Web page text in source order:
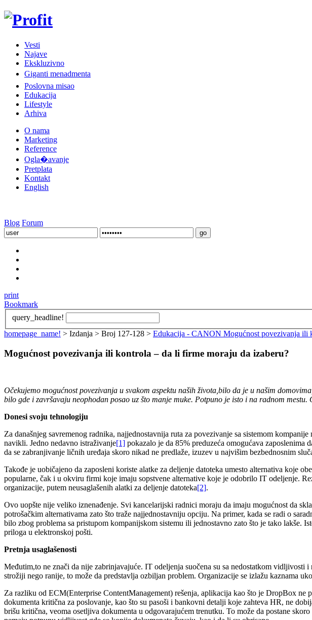
Vesti
Najave
Ekskluzivno
Giganti menadmenta
Poslovna misao
Edukacija
Lifestyle
Arhiva
O nama
Marketing
Reference
Ogla�avanje
Pretplata
Kontakt
English
Blog Forum
print
Bookmark
query_headline!
homepage_name! > Izdanja > Broj 127-128 > Edukacija - CANON Mogućnost povezivanja ili
Mogućnost povezivanja ili kontrola – da li firme moraju da izaberu?
Očekujemo mogućnost povezivanja u svakom aspektu naših života,bilo da je u našim
bilo gde i završavaju neophodan posao uz što manje muke. Potpuno je isto i na radnom
Donesi svoju tehnologiju
Za današnjeg savremenog radnika, najjednostavnija ruta za povezivanje sa sistemom
navikli. Jedno nedavno istraživanje[1] pokazalo je da 85% preduzeća omogućava
da se zabranjivanje ličnih uređaja skoro nikad ne predlaže, izuzev u najvišim bezbednosnim
Takođe je uobičajeno da zaposleni koriste alatke za deljenje datoteka umesto alternativa koje
popularne, čak i u okviru firmi koje imaju sopstvene alternative koje je odobrilo IT odeljenje.
organizacije, putem neusaglašenih alatki za deljenje datoteka[2].
Ovo uopšte nije veliko iznenađenje. Svi kancelarijski radnici moraju da imaju mogućnost da
potrošačkim alternativama zato što traže najjednostavniju opciju. Na primer, kada se radi o
bilo zbog problema sa pristupom kompanijskom sistemu ili jednostavno zato što je tako lakše.
priloga u elektronskoj pošti.
Pretnja usaglašenosti
Međutim,to ne znači da nije zabrinjavajuće. IT odeljenja suočena su sa nedostatkom
strožiji nego ranije, to može da predstavlja ozbiljan problem. Organizacije se izlažu kaznama
Za razliku od ECM(Enterprise ContentManagement) rešenja, aplikacija kao što je DropBox ne
dokumenta kritična za poslovanje, kao što su pasoši i bankovni detalji koje zahteva HR, ne
brišu kritična, veoma osetljiva dokumenta u odgovarajućem trenutku. To može da postane